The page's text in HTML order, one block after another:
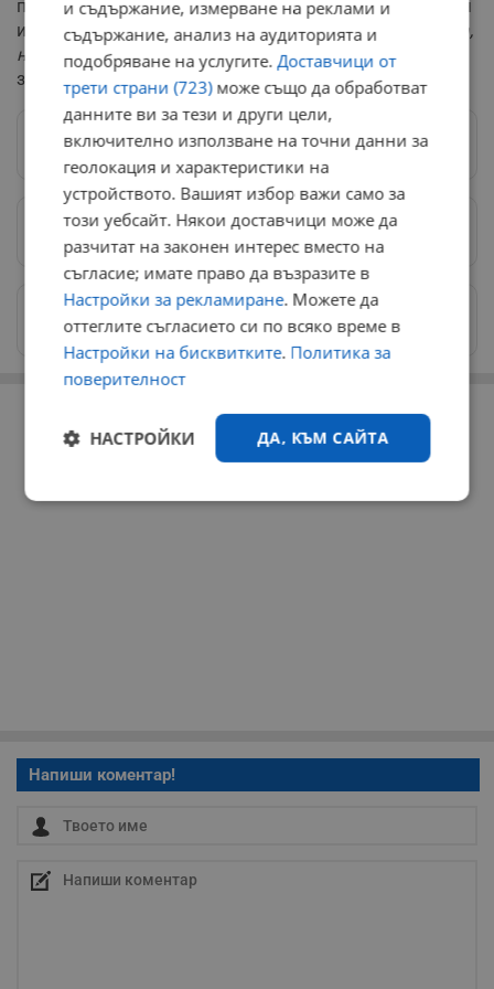
поетите ангажименти по международни споразумения
и стратегии за превенция на бедствия. „Стратегии има,
но изпълнението им често остава на заден план
заключи той.
Следвай ни в Google News→
Предпочитани източници →
Изпращайте снимки и информация на
news@dunavmost.com
Напиши коментар!
и съдържание, измерване на реклами и
съдържание, анализ на аудиторията и
подобряване на услугите.Доставчици от
трети страни (723)може също да обработват
данните ви за тези и други цели,
включително използване на точни данни за
геолокация и характеристики на
устройството. Вашият избор важи само за
този уебсайт. Някои доставчици може да
разчитат на законен интерес вместо на
съгласие; имате право да възразите в
Настройки за рекламиране. Можете да
оттеглите съгласието си по всяко време в
Настройки на бисквитките. Политика за
поверителност
ДА, КЪМ САЙТА
НАСТРОЙКИ
Строго
Ефективност
Таргетиране